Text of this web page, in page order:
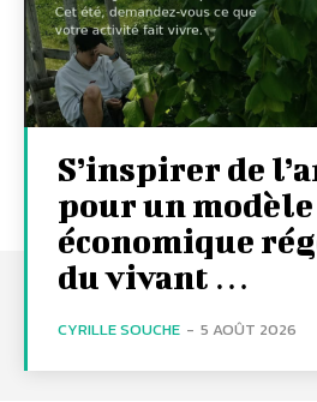
S’inspirer de
pour un modèle
économique
du vivant …
CYRILLE SOUCHE - 5 AOÛT 2026